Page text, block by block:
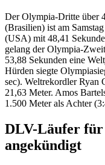
Der Olympia-Dritte über
(Brasilien) ist am
(USA) mit 48,41
gelang der Olympia-
53,88 Sekunden eine
Hürden siegte
sec). Weltrekordler Ryan
21,63 Meter. Amos
1.500 Meter als Achter
DLV-Läufer für
angekündigt